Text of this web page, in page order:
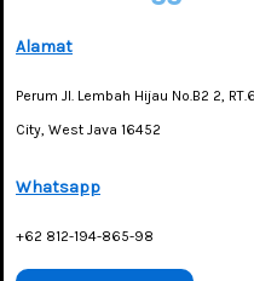
Alamat
Perum Jl. Lembah Hijau No.B2 2,
City, West Java 16452
Whatsapp
+62 812-194-865-98